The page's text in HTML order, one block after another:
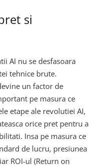
si
AI nu se desfasoara
tehnice brute.
un factor de
pe masura ce
etape ale revolutiei AI,
orice pret pentru a
Insa pe masura ce
de lucru, presiunea
ROI-ul (Return on